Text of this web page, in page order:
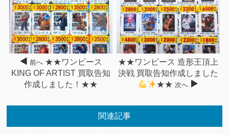
前へ ★★ワンピース
KING OF ARTIST 買取告知
作成しました！★★
★★ワンピース 造形王頂上
決戦 買取告知作成しました
★★ 次へ
関連記事